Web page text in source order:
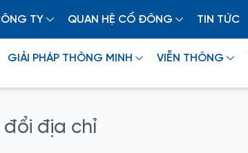
TY
QUAN HỆ CỔ ĐÔNG TIN TỨC
GIẢI PHÁP THÔNG MINH VIỄN THÔNG
đổi địa chỉ